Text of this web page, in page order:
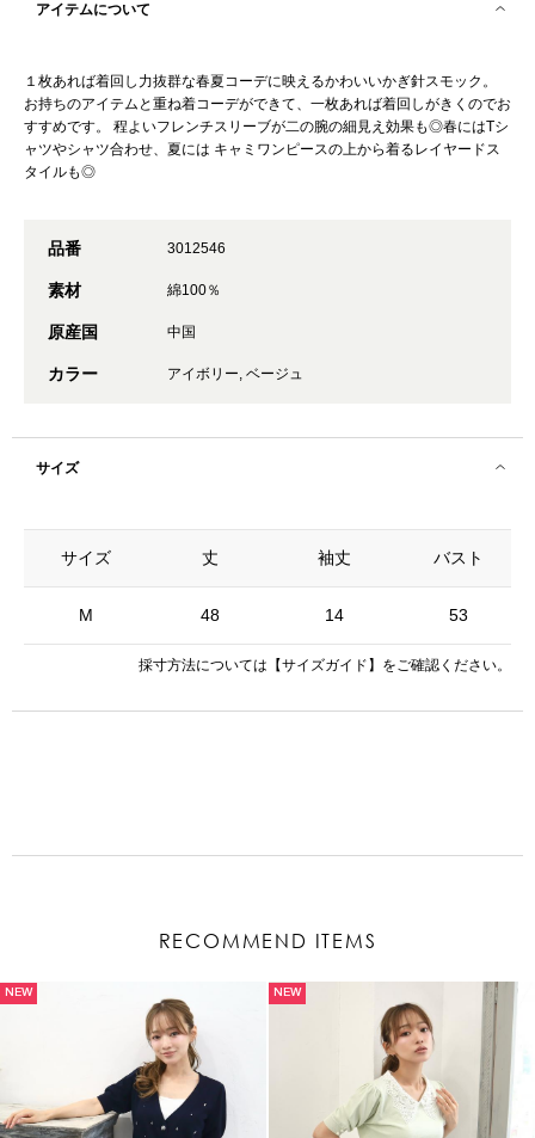
アイテムについて
１枚あれば着回し力抜群な春夏コーデに映えるかわいいかぎ針スモック。
お持ちのアイテムと重ね着コーデができて、一枚あれば着回しがきくのでお
すすめです。 程よいフレンチスリーブが二の腕の細見え効果も◎春にはTシ
ャツやシャツ合わせ、夏には キャミワンピースの上から着るレイヤードス
タイルも◎
品番 3012546
素材 綿100％
原産国 中国
カラー アイボリー, ベージュ
サイズ
サイズ
M
丈 袖丈 バスト
48 14 53
採寸方法については 【サイズガイド】 をご確認ください。
RECOMMEND ITEMS
NEW NEW